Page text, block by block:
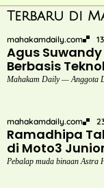
Terbaru di
mahakamdaily.com
Agus
Berbasis
Mahakam Daily — Anggota
mahakamdaily.com
Ramadhipa
di Moto3
Pebalap muda binaan Astra